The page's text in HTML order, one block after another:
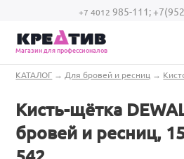
Перейти к основному содержанию
+7 4012 985-111;
Магазин для профессионалов
Вы здесь
КАТАЛОГ → Для бровей и ресниц →
Кисть-щётка
бровей и ресниц,